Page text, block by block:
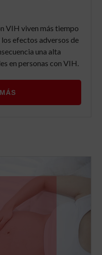
VIH viven más tiempo
los efectos adversos de
una alta
en personas con VIH.